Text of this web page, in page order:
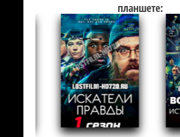
планшете: